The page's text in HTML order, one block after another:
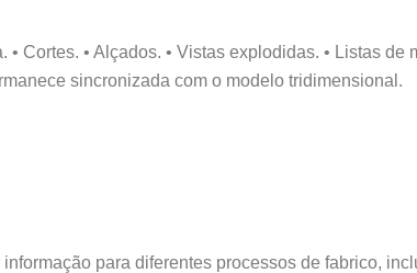
Cortes. • Alçados. • Vistas explodidas. • Listas de
sincronizada com o modelo tridimensional.
para diferentes processos de fabrico,